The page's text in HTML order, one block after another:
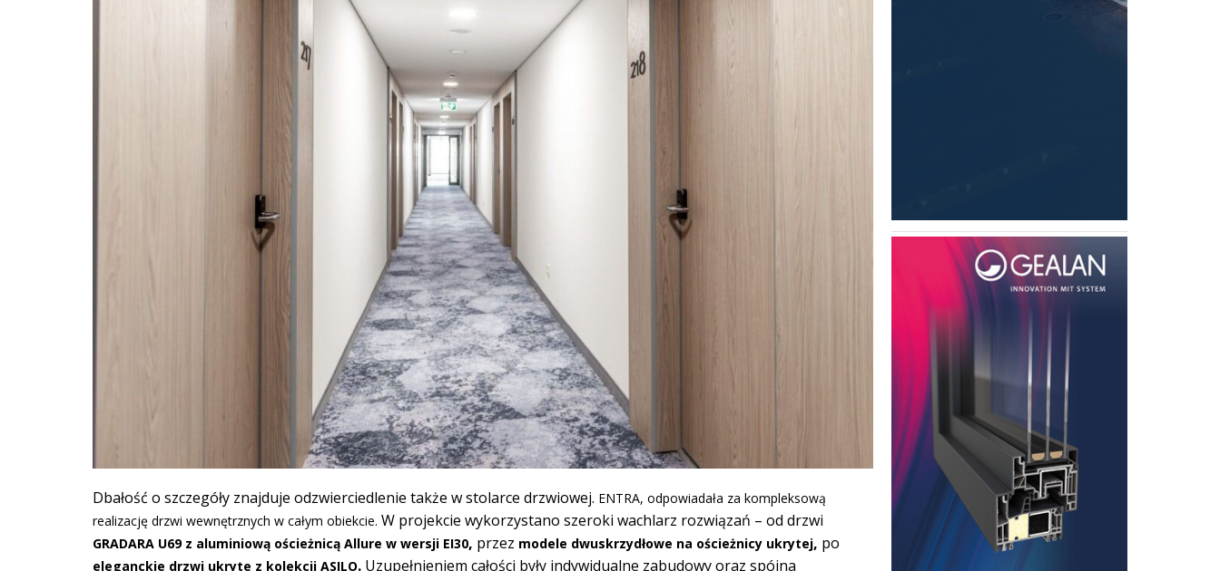
Dbałość o szczegóły znajduje odzwierciedlenie także w stolarce drzwiowej. ENTRA, odpowiadała za kompleksową
realizację drzwi wewnętrznych w całym obiekcie. W projekcie wykorzystano szeroki wachlarz rozwiązań – od drzwi
GRADARA U69 z aluminiową ościeżnicą Allure w wersji EI30, przez modele dwuskrzydłowe na ościeżnicy ukrytej, po
eleganckie drzwi ukryte z kolekcji ASILO. Uzupełnieniem całości były indywidualne zabudowy oraz spójna